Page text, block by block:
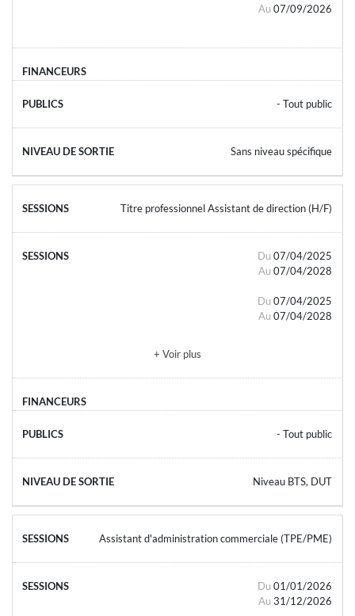
Au 07/09/2026
- Tout public
Sans niveau spécifique
Titre professionnel Assistant de direction (H/F)
Du 07/04/2025
Au 07/04/2028
Du 07/04/2025
Au 07/04/2028
+ Voir plus
- Tout public
Niveau BTS, DUT
Assistant d'administration commerciale (TPE/PME)
Du 01/01/2026
Au 31/12/2026